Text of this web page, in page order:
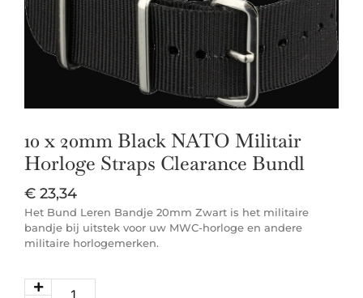
10 x 20mm Black NATO Militair
Horloge Straps Clearance Bundl
€ 23,34
Het Bund Leren Bandje 20mm Zwart is het militaire
bandje bij uitstek voor uw MWC-horloge en andere
militaire horlogemerken.